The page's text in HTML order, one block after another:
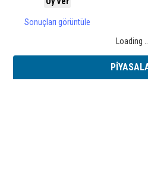
Sonuçları görüntüle
Loading